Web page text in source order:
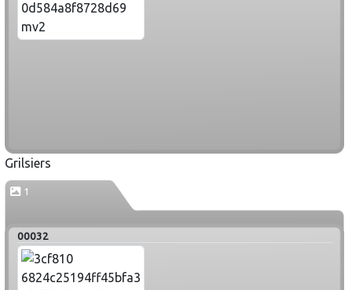
Grilsiers
1
00032